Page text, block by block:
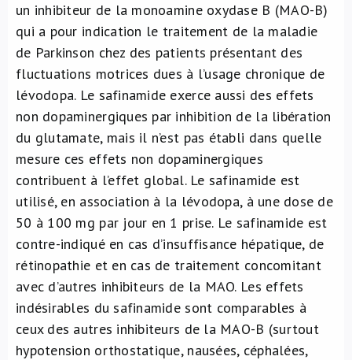
un inhibiteur de la monoamine oxydase B (MAO-B)
qui a pour indication le traitement de la maladie
de Parkinson chez des patients présentant des
fluctuations motrices dues à l’usage chronique de
lévodopa. Le safinamide exerce aussi des effets
non dopaminergiques par inhibition de la libération
du glutamate, mais il n’est pas établi dans quelle
mesure ces effets non dopaminergiques
contribuent à l’effet global. Le safinamide est
utilisé, en association à la lévodopa, à une dose de
50 à 100 mg par jour en 1 prise. Le safinamide est
contre-indiqué en cas d’insuffisance hépatique, de
rétinopathie et en cas de traitement concomitant
avec d’autres inhibiteurs de la MAO. Les effets
indésirables du safinamide sont comparables à
ceux des autres inhibiteurs de la MAO-B (surtout
hypotension orthostatique, nausées, céphalées,